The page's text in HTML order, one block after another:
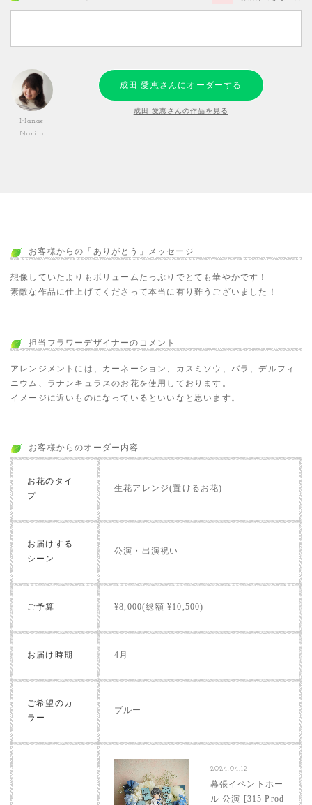
Manae
Narita
成田 愛恵さんにオーダーする
成田 愛恵さんの作品を見る
お客様からの「ありがとう」メッセージ
想像していたよりもボリュームたっぷりでとても華やかです！
素敵な作品に仕上げてくださって本当に有り難うございました！
担当フラワーデザイナーのコメント
アレンジメントには、カーネーション、カスミソウ、バラ、デルフィ
ニウム、ラナンキュラスのお花を使用しております。
イメージに近いものになっているといいなと思います。
お客様からのオーダー内容
お花のタイ
プ
生花アレンジ(置けるお花)
お届けする
シーン
公演・出演祝い
ご予算 ¥8,000(総額 ¥10,500)
お届け時期 4月
ご希望のカ
ラー
ブルー
2024.04.12
幕張イベントホー
ル 公演 [315 Prod